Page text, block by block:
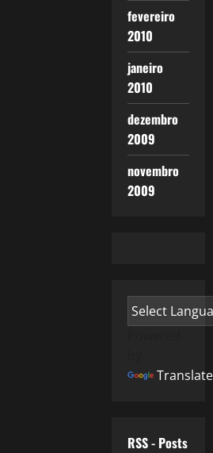
fevereiro
2010
janeiro
2010
dezembro
2009
novembro
2009
Translate
RSS - Posts